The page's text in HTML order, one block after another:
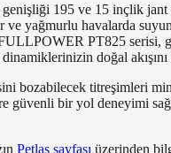
195 ve 15 inçlik
ve yağmurlu havalarda
PT825
doğal
bozabilecek titreşimleri
güvenli bir yol deneyimi
Petlas sayfası üzerinden